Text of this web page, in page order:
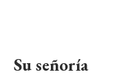
Su señoría